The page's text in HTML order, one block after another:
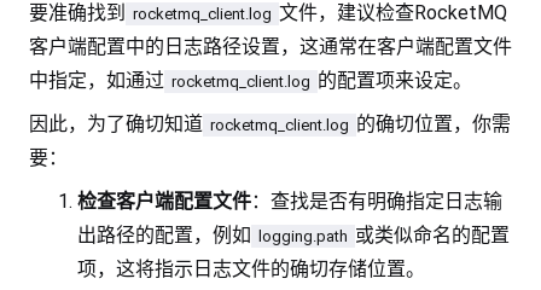
要准确找到
rocketmq_client.log 文件，建议检查RocketMQ
客户端配置中的日志路径设置，这通常在客户端配置文件
中指定，如通过 rocketmq_client.log 的配置项来设定。
因此，为了确切知道 rocketmq_client.log 的确切位置，你需
要：
检查客户端配置文件：查找是否有明确指定日志输
出路径的配置，例如
logging.path 或类似命名的配置
项，这将指示日志文件的确切存储位置。